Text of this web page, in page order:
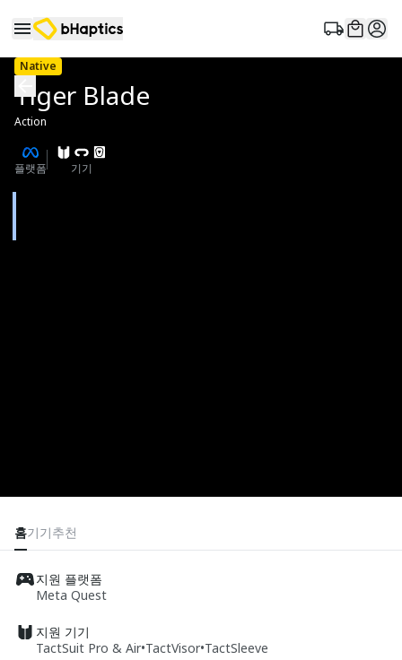
Native
Tiger Blade
Action
플랫폼 기기
홈기기추천
지원 플랫폼
Meta Quest
지원 기기
TactSuit Pro & Air•TactVisor•TactSleeve